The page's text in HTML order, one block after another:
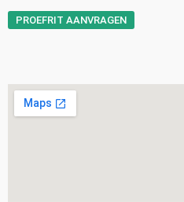
PROEFRIT AANVRAGEN